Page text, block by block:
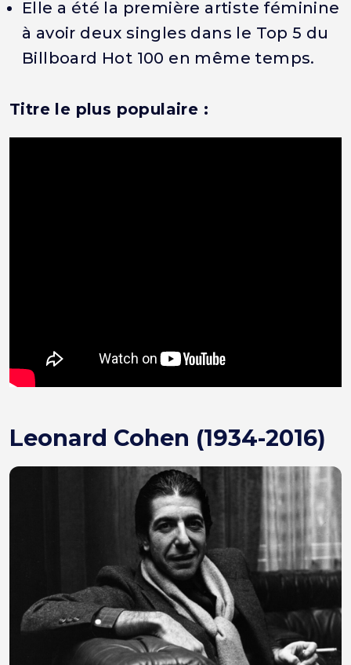
Elle a été la première artiste féminine
à avoir deux singles dans le Top 5 du
Billboard Hot 100 en même temps.
Titre le plus populaire :
Leonard Cohen (1934-2016)